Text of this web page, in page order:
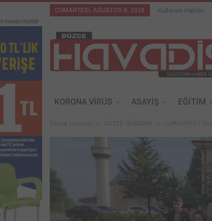
CUMARTESI, AĞUSTOS 8, 2026 Kullanım Hakları
KORONA VİRÜS ASAYİŞ EĞİTİM